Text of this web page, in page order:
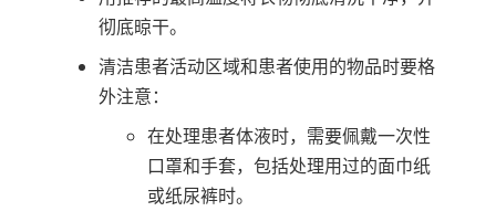
彻底晾干。
清洁患者活动区域和患者使用的物品时要格
外注意：
在处理患者体液时，需要佩戴一次性
口罩和手套，包括处理用过的面巾纸
或纸尿裤时。